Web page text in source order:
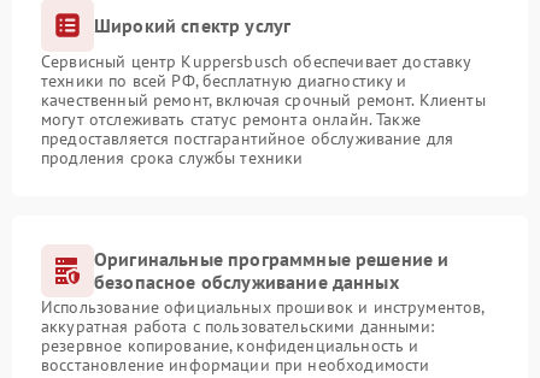
Широкий спектр услуг
Сервисный центр Kuppersbusch обеспечивает доставку
техники по всей РФ, бесплатную диагностику и
качественный ремонт, включая срочный ремонт. Клиенты
могут отслеживать статус ремонта онлайн. Также
предоставляется постгарантийное обслуживание для
продления срока службы техники
Оригинальные программные решение и
безопасное обслуживание данных
Использование официальных прошивок и инструментов,
аккуратная работа с пользовательскими данными:
резервное копирование, конфиденциальность и
восстановление информации при необходимости